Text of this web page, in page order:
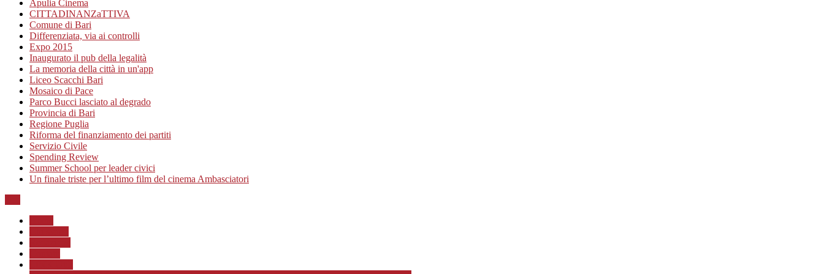
Apulia Cinema
CITTADINANZaTTIVA
Comune di Bari
Differenziata, via ai controlli
Expo 2015
Inaugurato il pub della legalità
La memoria della città in un'app
Liceo Scacchi Bari
Mosaico di Pace
Parco Bucci lasciato al degrado
Provincia di Bari
Regione Puglia
Riforma del finanziamento dei partiti
Servizio Civile
Spending Review
Summer School per leader civici
Un finale triste per l’ultimo film del cinema Ambasciatori